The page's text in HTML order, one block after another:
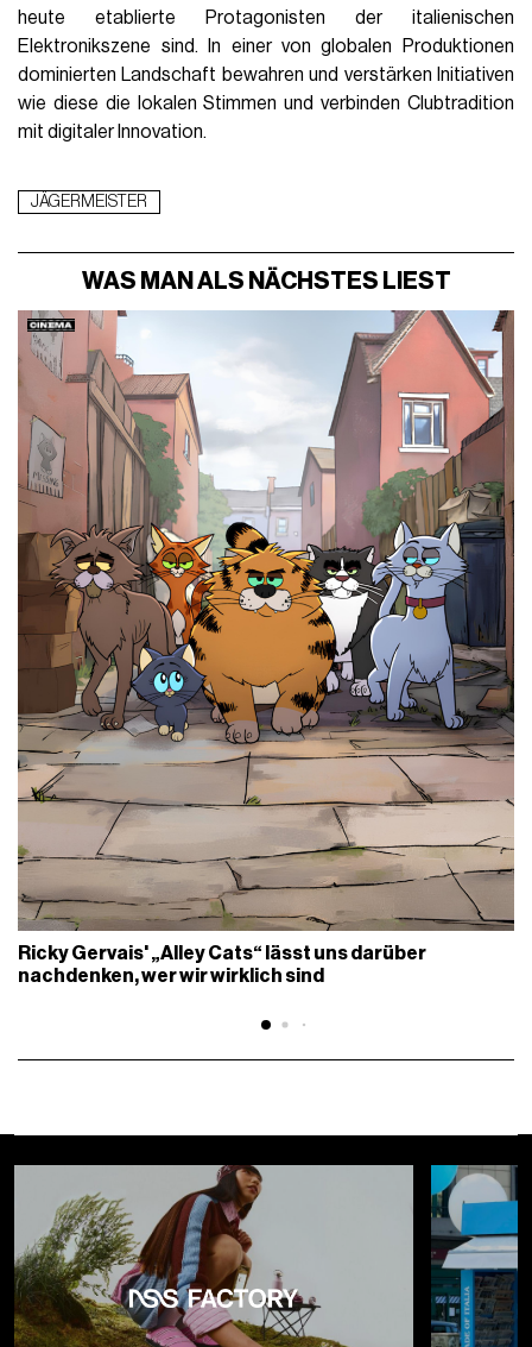
heute etablierte Protagonisten der italienischen
Elektronikszene sind. In einer von globalen Produktionen
dominierten Landschaft bewahren und verstärken Initiativen
wie diese die lokalen Stimmen und verbinden Clubtradition
mit digitaler Innovation.
JÄGERMEISTER
WAS MAN ALS NÄCHSTES LIEST
Ricky Gervais' „Alley Cats“ lässt uns darüber
nachdenken, wer wir wirklich sind